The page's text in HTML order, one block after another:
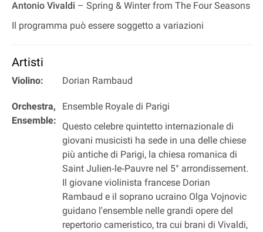
Antonio Vivaldi – Spring & Winter from The Four Seasons
Il programma può essere soggetto a variazioni
Artisti
Violino: Dorian Rambaud
Orchestra,
Ensemble:
Ensemble Royale di Parigi
Questo celebre quintetto internazionale di
giovani musicisti ha sede in una delle chiese
più antiche di Parigi, la chiesa romanica di
Saint Julien‐le‐Pauvre nel 5° arrondissement.
Il giovane violinista francese Dorian
Rambaud e il soprano ucraino Olga Vojnovic
guidano l'ensemble nelle grandi opere del
repertorio cameristico, tra cui brani di Vivaldi,